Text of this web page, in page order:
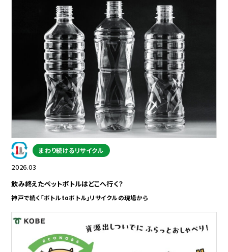
まわり続けるリサイクル
2026.03
飲み終えたペットボトルはどこへ行く？
神戸で続く「ボトルtoボトル」リサイクルの現場から